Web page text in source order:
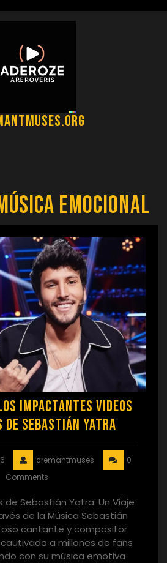
emocional
Impactantes Videos
de Sebastián Yatra
cremantmuses
0
Comments
de Sebastián Yatra: Un Viaje
de la Música Sebastián
cantante y compositor
a millones de fans
con su música emotiva